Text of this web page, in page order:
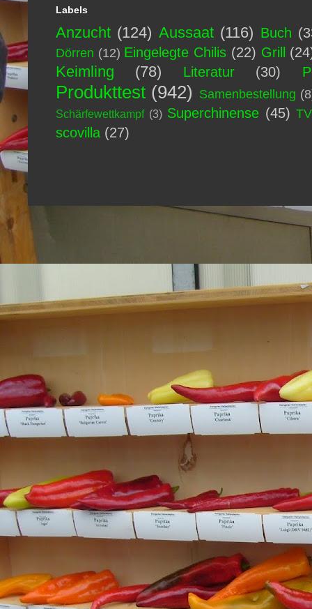
Labels
Anzucht (124) Aussaat (116) Buch
Dörren (12) Eingelegte Chilis (22) Grill
Keimling (78) Literatur (30)
Produkttest (942) Samenbestellung
Schärfewettkampf (3) Superchinense (45) TV
scovilla (27)